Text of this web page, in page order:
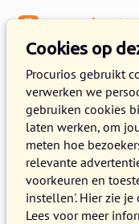
Cookies op
Procurios gebruikt
verwerken we
gebruiken cookies
laten werken, om
meten hoe
relevante
voorkeuren en
instellen'. Hier zie
Lees voor meer
4 JANUARI 2011
Onlangs stond
NRC
voor het
kerst/